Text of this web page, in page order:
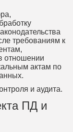
требованиям к
отношении
актам по
и аудита.
ПД и